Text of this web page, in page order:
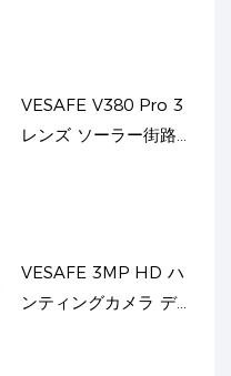
VESAFE V380 Pro 3
レンズ ソーラー街路
VESAFE 3MP HD ハ
ンティングカメラ デ